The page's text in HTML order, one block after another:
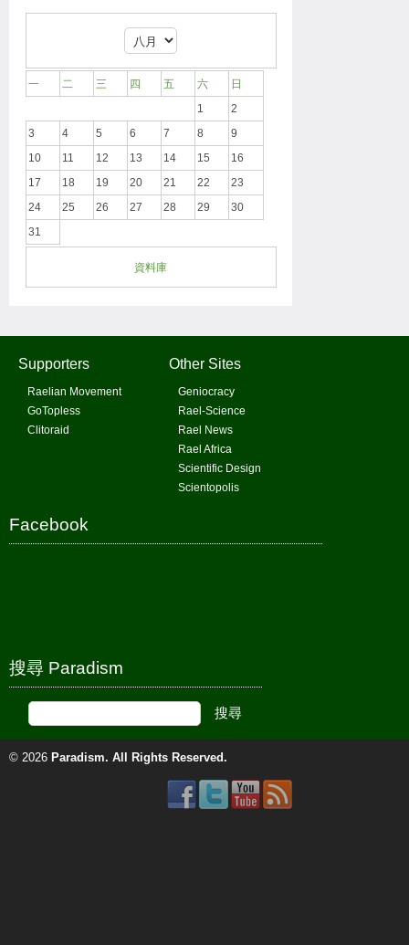
一 二 三 四 五 六
日
1
2
3
4 5 6 7 8
9
10
11 12 13 14 15
16
17
18 19 20 21 22
23
24
25 26 27 28 29
30
31
資料庫
Supporters
Raelian Movement
GoTopless
Clitoraid
Other Sites
Geniocracy
Rael-Science
Rael News
Rael Africa
Scientific Design
Scientopolis
Facebook
搜尋 Paradism
© 2026 Paradism. All Rights Reserved.